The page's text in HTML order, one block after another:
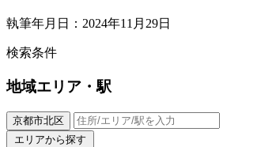
執筆年月日：2024年11月29日
検索条件
地域エリア・駅
京都市北区
エリアから探す